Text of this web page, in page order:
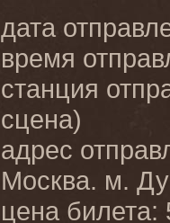
дата
время
станция
сцена)
адрес
Москва. м.
цена билета: